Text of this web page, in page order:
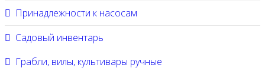
Принадлежности к насосам
Садовый инвентарь
Грабли, вилы, культивары ручные